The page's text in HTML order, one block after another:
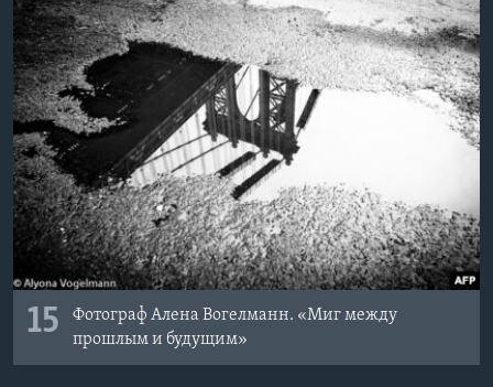
15
Фотограф Алена Вогелманн. «Миг между
прошлым и будущим»